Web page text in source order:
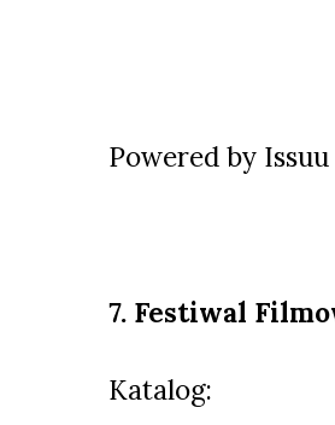
Powered by Issuu
7. Festiwal
Katalog: